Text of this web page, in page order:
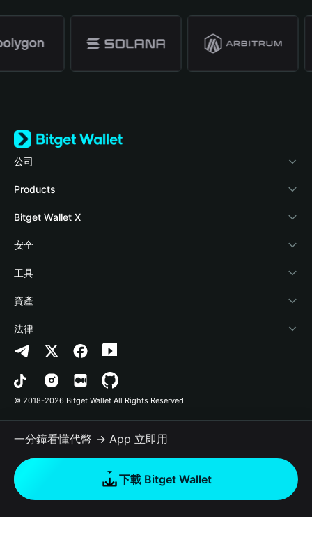
公司
關於 Bitget Wallet
部落格
學院
加密資訊
幫助中心
‌聯繫我們
品牌資源
工作機會
Products
Crypto Card
Stablecoin Earn
Payfi Crypto
Crypto Swap API
Altcoin Season Index
Prediction Markets
DApp
RWA
如何購買加密貨幣
Bitget Wallet X
開發者文件
連接錢包
Bitget Wallet Pay
合作上架
安全
風險保障基金
安全防護技術
工具
快捷買幣
授權檢測
合約檢測
批次轉帳
資產
Arbitrum
Avalanche
Bitcoin
Polygon
法律
隱私協議
用戶使用協議
© 2018-2026 Bitget Wallet All Rights Reserved
一分鐘看懂代幣 → App 立即用
下載 Bitget Wallet